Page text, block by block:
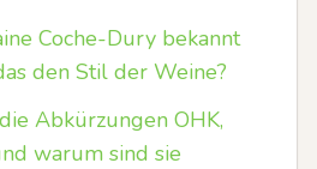
Coche-Dury bekannt
den Stil der Weine?
Abkürzungen OHK,
warum sind sie